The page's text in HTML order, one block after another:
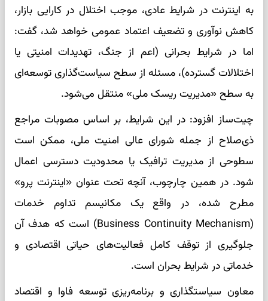
به اینترنت در شرایط عادی، موجب اختلال در کارایی بازار،
کاهش نوآوری و تضعیف اعتماد عمومی خواهد شد، گفت:
اما در شرایط بحرانی (اعم از جنگ، تهدیدات امنیتی یا
اختلالات گسترده)، مسئله از سطح سیاست‌گذاری توسعه‌ای
به سطح «مدیریت ریسک ملی» منتقل می‌شود.
چیت‌ساز افزود: در این شرایط، بر اساس مصوبات مراجع
ذی‌صلاح از جمله شورای عالی امنیت ملی، ممکن است
سطوحی از مدیریت ترافیک یا محدودیت دسترسی اعمال
شود. در همین چارچوب، آنچه تحت عنوان «اینترنت پرو»
مطرح شده، در واقع یک مکانیسم تداوم خدمات
(Business Continuity Mechanism) است که هدف آن
جلوگیری از توقف کامل فعالیت‌های حیاتی اقتصادی و
خدماتی در شرایط بحران است.
معاون سیاستگذاری و برنامه‌ریزی توسعه فاوا و اقتصاد